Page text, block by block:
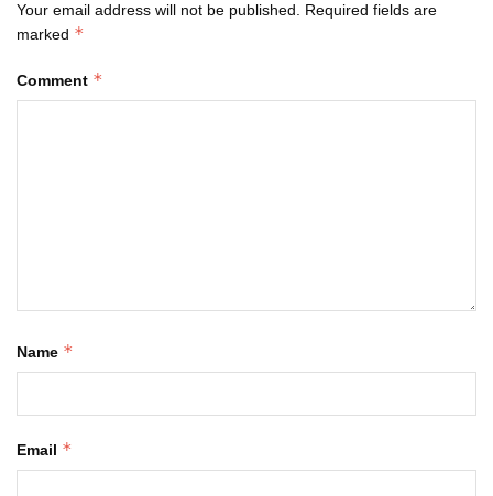
Your email address will not be published. Required fields are
marked *
Comment *
Name *
Email *